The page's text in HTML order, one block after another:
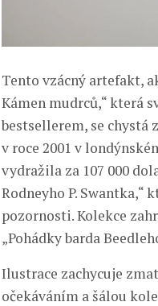
Tento vzácný artefakt,
Kámen mudrců,“ která
bestsellerem, se chystá
v roce 2001 v
vydražila za 107 000
Rodneyho P. Swantka,“
pozornosti. Kolekce
„Pohádky barda
Ilustrace zachycuje
očekáváním a šálou